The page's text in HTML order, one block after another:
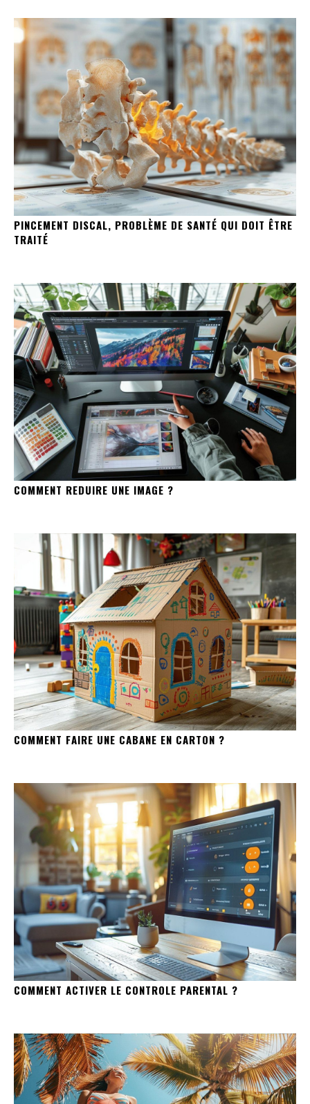
PINCEMENT DISCAL, PROBLÈME DE SANTÉ QUI DOIT ÊTRE
TRAITÉ
COMMENT REDUIRE UNE IMAGE ?
COMMENT FAIRE UNE CABANE EN CARTON ?
COMMENT ACTIVER LE CONTROLE PARENTAL ?